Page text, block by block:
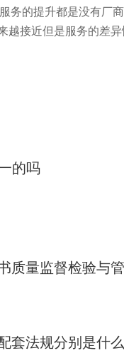
务的提升都是没有厂
越接近但是服务的差
重视！服务除了保准
的吗
套法规分别是什